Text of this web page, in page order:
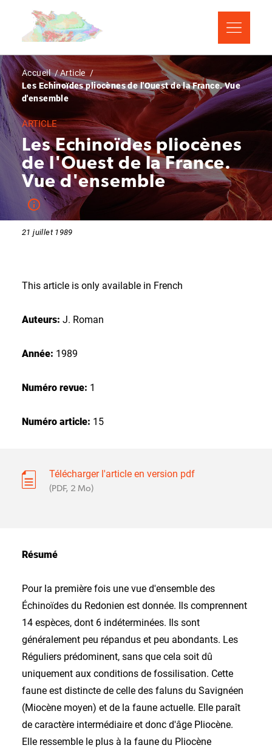
contenu
Fil
d'Ariane
Accueil
Article
Les Echinoïdes pliocènes de l'Ouest de la France. Vue
d'ensemble
ARTICLE
Les Echinoïdes pliocènes
de l'Ouest de la France.
Vue d'ensemble
21 juillet 1989
This article is only available in French
Auteurs: J. Roman
Année: 1989
Numéro revue: 1
Numéro article: 15
Télécharger l'article en version pdf
(PDF, 2 Mo)
Résumé
Pour la première fois une vue d'ensemble des
Échinoïdes du Redonien est donnée. Ils comprennent
14 espèces, dont 6 indéterminées. Ils sont
généralement peu répandus et peu abondants. Les
Réguliers prédominent, sans que cela soit dû
uniquement aux conditions de fossilisation. Cette
faune est distincte de celle des faluns du Savignéen
(Miocène moyen) et de la faune actuelle. Elle paraît
de caractère intermédiaire et donc d'âge Pliocène.
Elle ressemble le plus à la faune du Pliocène